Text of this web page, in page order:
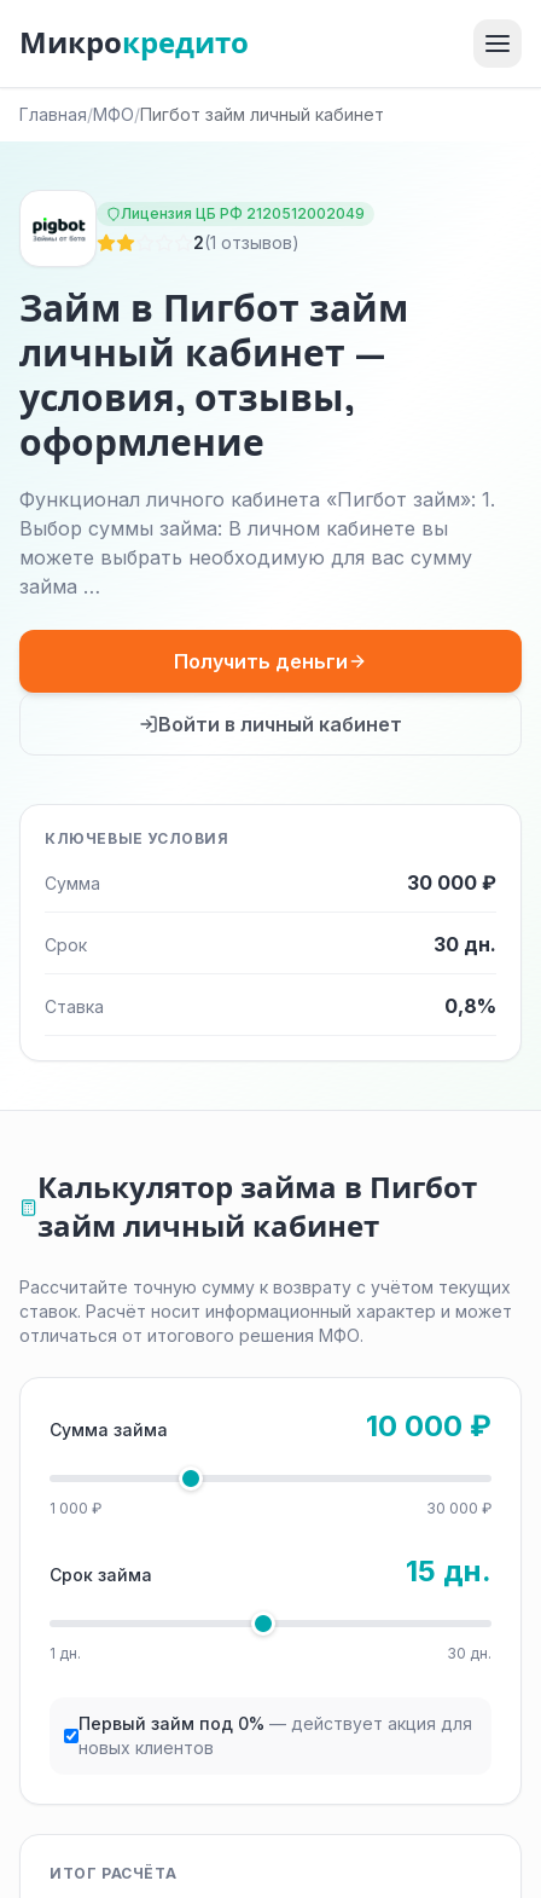
Микрокредито
Главная/МФО/Пигбот займ личный кабинет
Лицензия ЦБ РФ 2120512002049
2(1 отзывов)
Займ в Пигбот займ
личный кабинет —
условия, отзывы,
оформление
Функционал личного кабинета «Пигбот займ»: 1.
Выбор суммы займа: В личном кабинете вы
можете выбрать необходимую для вас сумму
займа …
Получить деньги
Войти в личный кабинет
КЛЮЧЕВЫЕ УСЛОВИЯ
Сумма 30 000 ₽
Срок 30 дн.
Ставка 0,8%
Калькулятор займа в Пигбот
займ личный кабинет
Рассчитайте точную сумму к возврату с учётом текущих
ставок. Расчёт носит информационный характер и может
отличаться от итогового решения МФО.
Сумма займа 10 000 ₽
1 000 ₽ 30 000 ₽
Срок займа 15 дн.
1 дн. 30 дн.
Первый займ под 0% — действует акция для
новых клиентов
ИТОГ РАСЧЁТА